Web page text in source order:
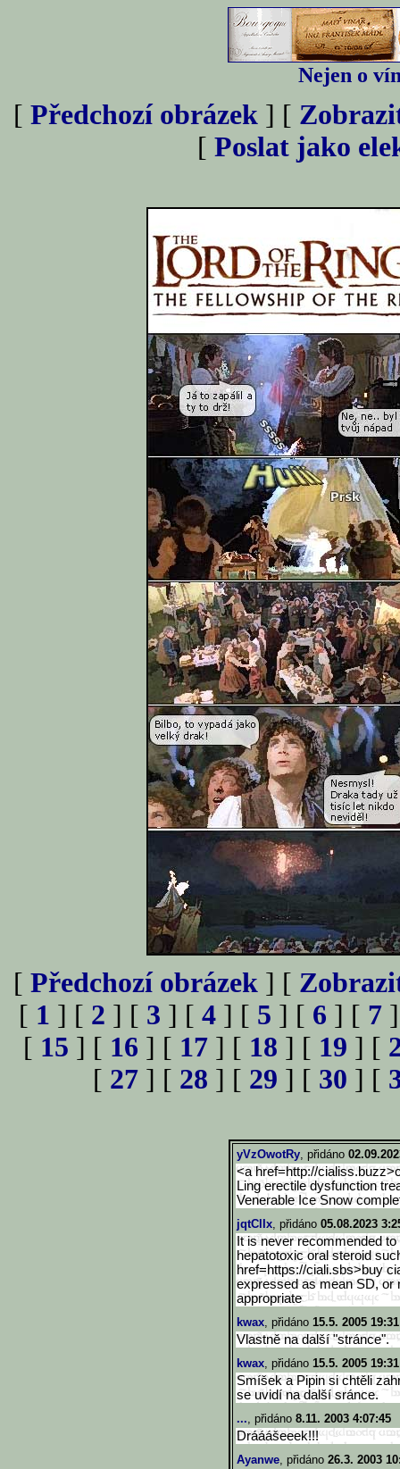
Nejen o
[ Předchozí obrázek ] [
[ Poslat jako
[ Předchozí obrázek ] [
[ 1 ] [ 2 ] [ 3 ] [ 4 ] [ 5 ] [ 6 ] [ 7
[ 15 ] [ 16 ] [ 17 ] [ 18 ] [ 19 ] [
[ 27 ] [ 28 ] [ 29 ] [ 30 ] [
yVzOwotRy, přidáno
<a href=http://
Ling erectile dysfunction
Venerable Ice Snow
jqtClIx, přidáno 05.08.2023
It is never recommended
hepatotoxic oral steroid
href=https://ciali.sbs>buy
expressed as mean SD, or
appropriate
kwax, přidáno 15.5. 2005
Vlastně na další "stránce".
kwax, přidáno 15.5. 2005
Smíšek a Pipin si chtěli
se uvidí na další sránce.
..., přidáno 8.11. 2003 4:07:45
Drááášeeek!!!
Ayanwe, přidáno 26.3. 2003